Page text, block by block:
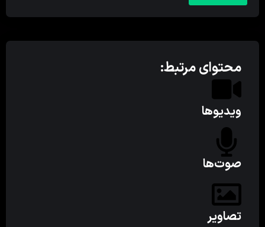
محتوای مرتبط:
ویدیوها
صوت‌ها
تصاویر